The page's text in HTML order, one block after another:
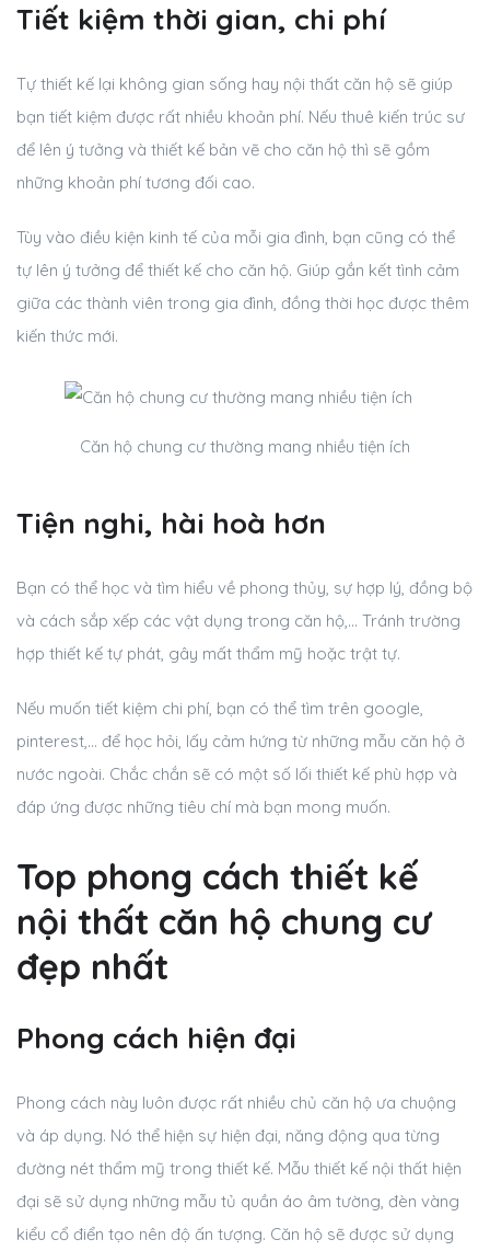
Tiết kiệm thời gian, chi phí
Tự thiết kế lại không gian sống hay nội thất căn hộ sẽ giúp
bạn tiết kiệm được rất nhiều khoản phí. Nếu thuê kiến trúc sư
để lên ý tưởng và thiết kế bản vẽ cho căn hộ thì sẽ gồm
những khoản phí tương đối cao.
Tùy vào điều kiện kinh tế của mỗi gia đình, bạn cũng có thể
tự lên ý tưởng để thiết kế cho căn hộ. Giúp gắn kết tình cảm
giữa các thành viên trong gia đình, đồng thời học được thêm
kiến thức mới.
Căn hộ chung cư thường mang nhiều tiện ích
Tiện nghi, hài hoà hơn
Bạn có thể học và tìm hiểu về phong thủy, sự hợp lý, đồng bộ
và cách sắp xếp các vật dụng trong căn hộ,… Tránh trường
hợp thiết kế tự phát, gây mất thẩm mỹ hoặc trật tự.
Nếu muốn tiết kiệm chi phí, bạn có thể tìm trên google,
pinterest,… để học hỏi, lấy cảm hứng từ những mẫu căn hộ ở
nước ngoài. Chắc chắn sẽ có một số lối thiết kế phù hợp và
đáp ứng được những tiêu chí mà bạn mong muốn.
Top phong cách thiết kế
nội thất căn hộ chung cư
đẹp nhất
Phong cách hiện đại
Phong cách này luôn được rất nhiều chủ căn hộ ưa chuộng
và áp dụng. Nó thể hiện sự hiện đại, năng động qua từng
đường nét thẩm mỹ trong thiết kế. Mẫu thiết kế nội thất hiện
đại sẽ sử dụng những mẫu tủ quần áo âm tường, đèn vàng
kiểu cổ điển tạo nên độ ấn tượng. Căn hộ sẽ được sử dụng